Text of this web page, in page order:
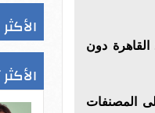
دون
المصنفات